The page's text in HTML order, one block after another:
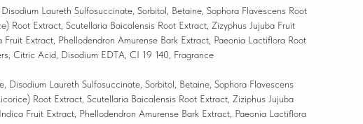
Laureth Sulfosuccinate, Sorbitol, Betaine, Sophora Flavescens Root
Root Extract, Scutellaria Baicalensis Root Extract, Zizyphus Jujuba Fruit
Extract, Phellodendron Amurense Bark Extract, Paeonia Lactiflora Root
Citric Acid, Disodium EDTA, CI 19 140, Fragrance
Laureth Sulfosuccinate, Sorbitol, Betaine, Sophora Flavescens
Root Extract, Scutellaria Baicalensis Root Extract, Ziziphus Jujuba
Fruit Extract, Phellodendron Amurense Bark Extract, Paeonia Lactiflora